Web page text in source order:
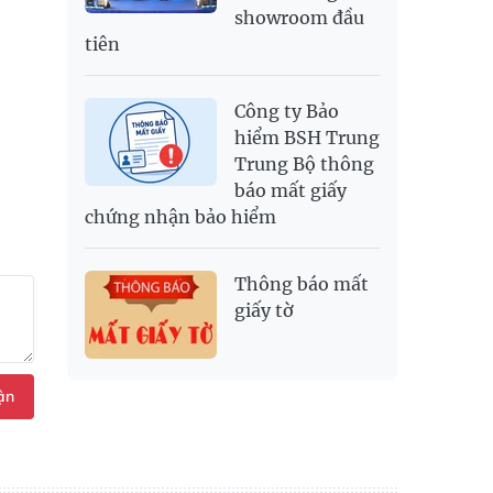
showroom đầu
tiên
Công ty Bảo
hiểm BSH Trung
Trung Bộ thông
báo mất giấy
chứng nhận bảo hiểm
Thông báo mất
giấy tờ